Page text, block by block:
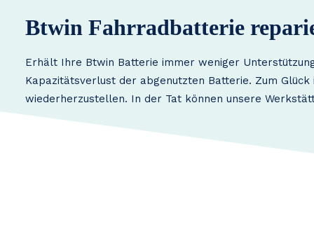
Btwin Fahrradbatterie
Erhält Ihre Btwin Batterie immer weniger
Kapazitätsverlust der abgenutzten Batterie. Zum
wiederherzustellen. In der Tat können unsere